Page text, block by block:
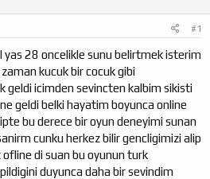
#1
yas 28 oncelikle sunu belirtmek isterim
kucuk bir cocuk gibi
geldi icimden sevincten kalbim sikisti
geldi belki hayatim boyunca online
bu derece bir oyun deneyimi sunan
cunku herkez bilir gencligimizi alip
di suan bu oyunun turk
duyunca daha bir sevindim